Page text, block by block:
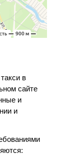
в
сайте
и
и